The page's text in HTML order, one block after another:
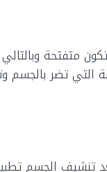
متفتحة
التي تضر
بعد تنشيف الجسم